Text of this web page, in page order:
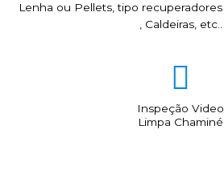
Lenha ou Pellets, tipo
, Caldeiras, etc..
Inspeção Video
Limpa Chaminé